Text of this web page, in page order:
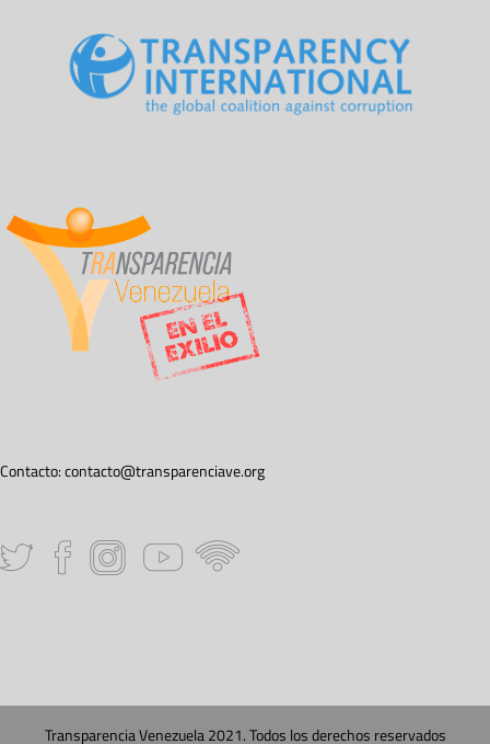
Contacto:contacto@transparenciave.org
Transparencia Venezuela 2021. Todos los derechos reservados